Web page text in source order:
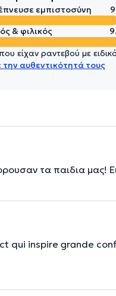
εμπιστοσύνη
& φιλικός
είχαν ραντεβού με
αυθεντικότητά τους
τα παιδια μας!
qui inspire grande